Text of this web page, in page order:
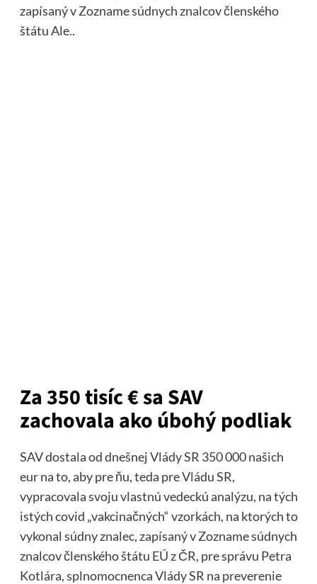
zapísaný v Zozname súdnych znalcov členského
štátu Ale..
Za 350 tisíc € sa SAV
zachovala ako úbohý podliak
SAV dostala od dnešnej Vlády SR 350 000 našich
eur na to, aby pre ňu, teda pre Vládu SR,
vypracovala svoju vlastnú vedeckú analýzu, na tých
istých covid „vakcinačných“ vzorkách, na ktorých to
vykonal súdny znalec, zapísaný v Zozname súdnych
znalcov členského štátu EÚ z ČR, pre správu Petra
Kotlára, splnomocnenca Vlády SR na preverenie